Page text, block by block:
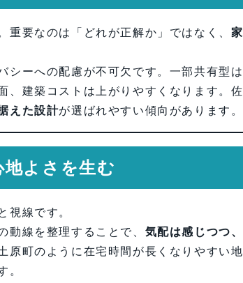
要なのは「どれが正解か」ではなく、 家
シーへの配慮が不可欠です。一部共有型は
、建築コストは上がりやすくなります。佐
えた設計が選ばれやすい傾向があります。
地よさを生む
視線です。
動線を整理することで、 気配は感じつつ、
原町のように在宅時間が長くなりやすい地
。